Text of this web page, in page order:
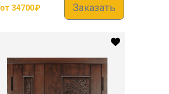
от 34700₽ Заказать